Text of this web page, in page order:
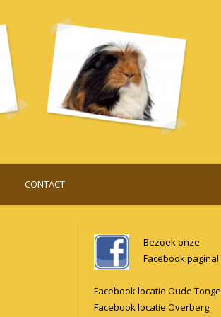
CONTACT
Bezoek onze
Facebook pagina!
Facebook locatie Oude Tonge
Facebook locatie Overberg